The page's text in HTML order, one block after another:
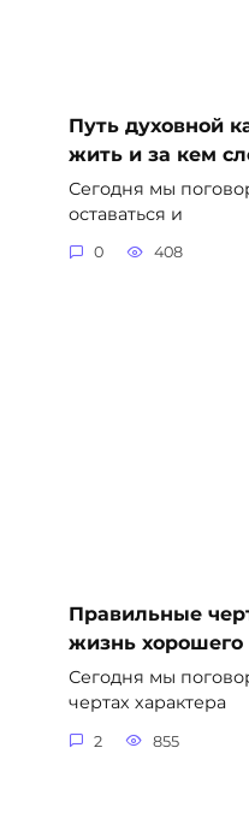
Путь духовной
жить и за кем
Сегодня мы
оставаться и
0 408
Правильные
жизнь хорошего
Сегодня мы
чертах характера
2 855